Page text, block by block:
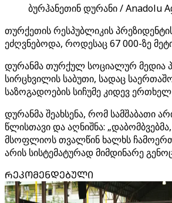
ბურჰანეთინ დურანი / Anadolu
თურქეთის რესპუბლიკის
ეძღვნებოდა, როდესაც 67 000-ზე
დურანმა თურქულ სოციალურ მედია
სირცხვილის საბუთი, სადაც
საზოგადოების სიჩუმე კიდევ
დურანმა შეახსენა, რომ სამშაბათი
წლისთავი და აღნიშნა:
მსოფლიოს თვალწინ ხალხს
არის სისტემატურად მიმდინარე
ᲠᲔᲙᲝᲛᲔᲜᲓᲔᲑᲣᲚᲘ